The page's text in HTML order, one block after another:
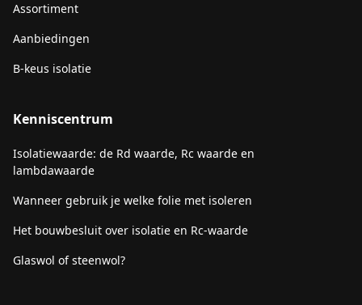
Assortiment
Aanbiedingen
B-keus isolatie
Kenniscentrum
Isolatiewaarde: de Rd waarde, Rc waarde en
lambdawaarde
Wanneer gebruik je welke folie met isoleren
Het bouwbesluit over isolatie en Rc-waarde
Glaswol of steenwol?